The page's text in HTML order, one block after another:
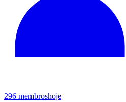
296 membroshoje